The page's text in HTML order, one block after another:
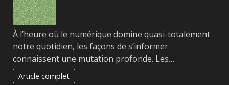
À l’heure où le numérique domine quasi-totalement
notre quotidien, les façons de s’informer
connaissent une mutation profonde. Les…
Article complet